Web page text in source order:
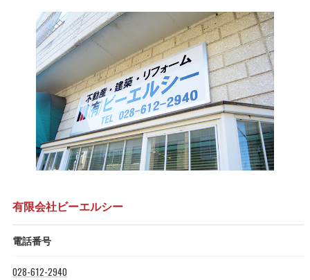
有限会社ビーエルシー
電話番号
028-612-2940